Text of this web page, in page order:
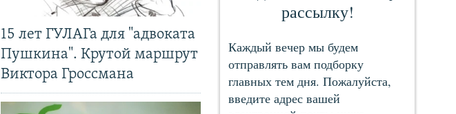
15 лет ГУЛАГа для "адвоката
Пушкина". Крутой маршрут
Виктора Гроссмана